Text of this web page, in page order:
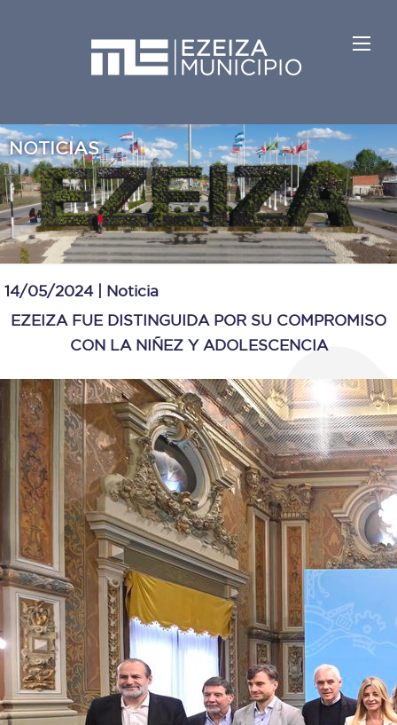
NOTICIAS
14/05/2024 |
Noticia
EZEIZA FUE DISTINGUIDA POR SU COMPROMISO
CON LA NIÑEZ Y ADOLESCENCIA